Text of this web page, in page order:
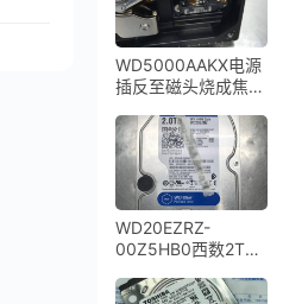
WD5000AAKX电源
插反至磁头烧成焦
磁头烧坏的烟尘严重
污染数据恢复成功
WD20EZRZ-
00Z5HB0西数2TB
开盘数据恢复成功